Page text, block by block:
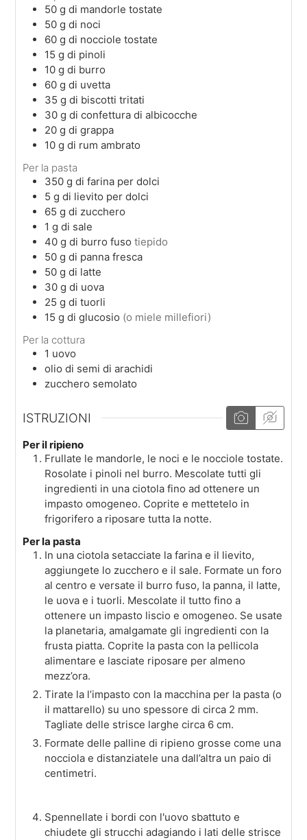
50 g di mandorle tostate
50 g di noci
60 g di nocciole tostate
15 g di pinoli
10 g di burro
60 g di uvetta
35 g di biscotti tritati
30 g di confettura di albicocche
20 g di grappa
10 g di rum ambrato
Per la pasta
350 g di farina per dolci
5 g di lievito per dolci
65 g di zucchero
1 g di sale
40 g di burro fuso tiepido
50 g di panna fresca
50 g di latte
30 g di uova
25 g di tuorli
15 g di glucosio (o miele millefiori)
Per la cottura
1 uovo
olio di semi di arachidi
zucchero semolato
ISTRUZIONI
Per il ripieno
Frullate le mandorle, le noci e le nocciole tostate.
Rosolate i pinoli nel burro. Mescolate tutti gli
ingredienti in una ciotola fino ad ottenere un
impasto omogeneo. Coprite e mettetelo in
frigorifero a riposare tutta la notte.
Per la pasta
In una ciotola setacciate la farina e il lievito,
aggiungete lo zucchero e il sale. Formate un foro
al centro e versate il burro fuso, la panna, il latte,
le uova e i tuorli. Mescolate il tutto fino a
ottenere un impasto liscio e omogeneo. Se usate
la planetaria, amalgamate gli ingredienti con la
frusta piatta. Coprite la pasta con la pellicola
alimentare e lasciate riposare per almeno
mezz’ora.
Tirate la l’impasto con la macchina per la pasta (o
il mattarello) su uno spessore di circa 2 mm.
Tagliate delle strisce larghe circa 6 cm.
Formate delle palline di ripieno grosse come una
nocciola e distanziatele una dall’altra un paio di
centimetri.
Spennellate i bordi con l'uovo sbattuto e
chiudete gli strucchi adagiando i lati delle strisce